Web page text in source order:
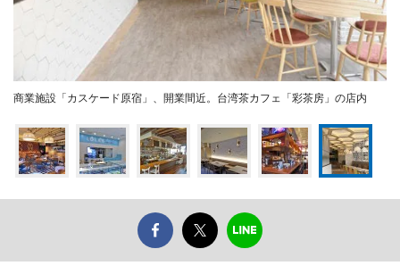
商業施設「カスケード原宿」、開業間近。台湾茶カフェ「彩茶房」の店内